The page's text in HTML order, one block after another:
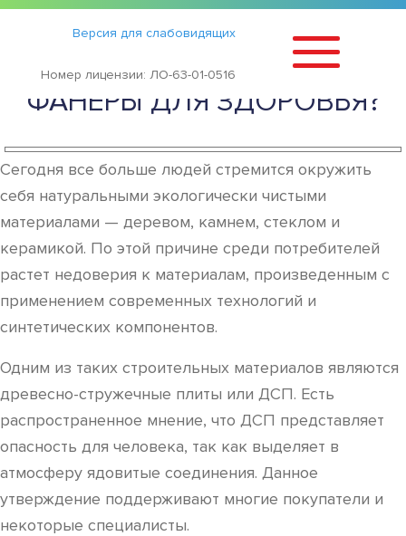
Версия для слабовидящих
Номер лицензии: ЛО-63-01-0516
Статьи ›
ВРЕДНА ЛИ МЕБЕЛЬ ИЗ ДСП
ФАНЕРЫ ДЛЯ ЗДОРОВЬЯ?
Сегодня все больше людей стремится окружить
себя натуральными экологически чистыми
материалами — деревом, камнем, стеклом и
керамикой. По этой причине среди потребителей
растет недоверия к материалам, произведенным с
применением современных технологий и
синтетических компонентов.
Одним из таких строительных материалов являются
древесно-стружечные плиты или ДСП. Есть
распространенное мнение, что ДСП представляет
опасность для человека, так как выделяет в
атмосферу ядовитые соединения. Данное
утверждение поддерживают многие покупатели и
некоторые специалисты.